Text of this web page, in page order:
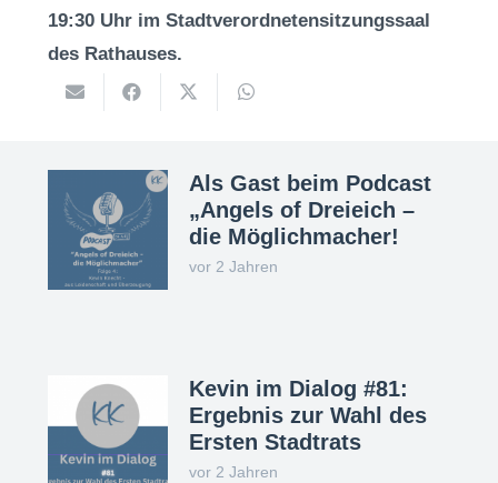
19:30 Uhr im Stadtverordnetensitzungssaal
des Rathauses.
Als Gast beim Podcast
„Angels of Dreieich –
die Möglichmacher!
vor 2 Jahren
Kevin im Dialog #81:
Ergebnis zur Wahl des
Ersten Stadtrats
vor 2 Jahren